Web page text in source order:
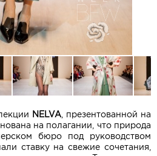
NELVA , презентованной на
на полагании, что природа
бюро под руководством
ставку на свежие сочетания,